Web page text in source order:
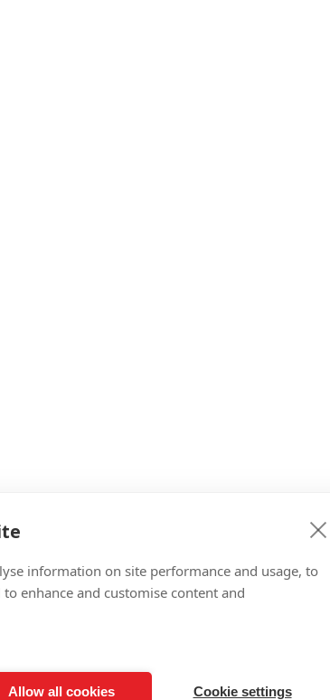
information on site performance and usage, to
enhance and customise content and
Allow all cookies Cookie settings